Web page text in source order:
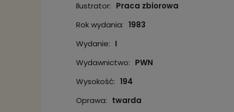
Ilustrator: Praca zbiorowa
Rok wydania: 1983
Wydanie: I
Wydawnictwo: PWN
Wysokość: 194
Oprawa: twarda